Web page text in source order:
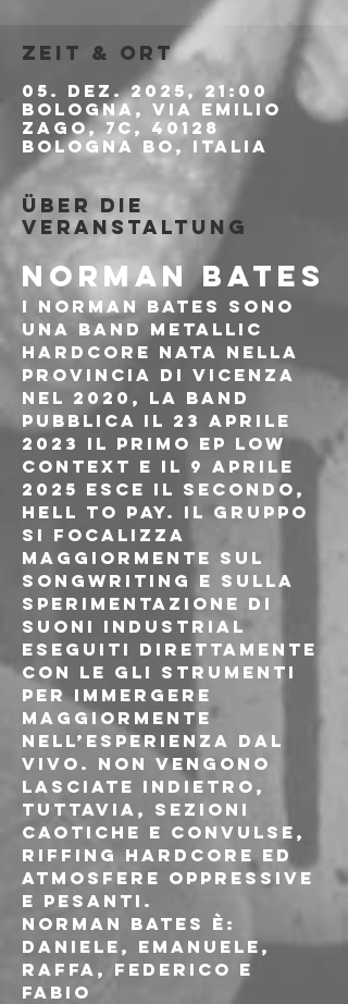
Zeit & Ort
05. Dez. 2025, 21:00
Bologna, Via Emilio
Zago, 7c, 40128
Bologna BO, Italia
Über die
Veranstaltung
NORMAN BATES
I Norman Bates sono
una band Metallic
Hardcore nata nella
provincia di Vicenza
nel 2020, la band
pubblica il 23 aprile
2023 il primo EP LOW
CONTEXT e il 9 aprile
2025 esce il secondo,
Hell To Pay. Il gruppo
si focalizza
maggiormente sul
songwriting e sulla
sperimentazione di
suoni industrial
eseguiti direttamente
con le gli strumenti
per immergere
maggiormente
nell’esperienza dal
vivo. Non vengono
lasciate indietro,
tuttavia, sezioni
caotiche e convulse,
riffing hardcore ed
atmosfere oppressive
e pesanti.
Norman Bates è:
Daniele, Emanuele,
Raffa, Federico e
Fabio